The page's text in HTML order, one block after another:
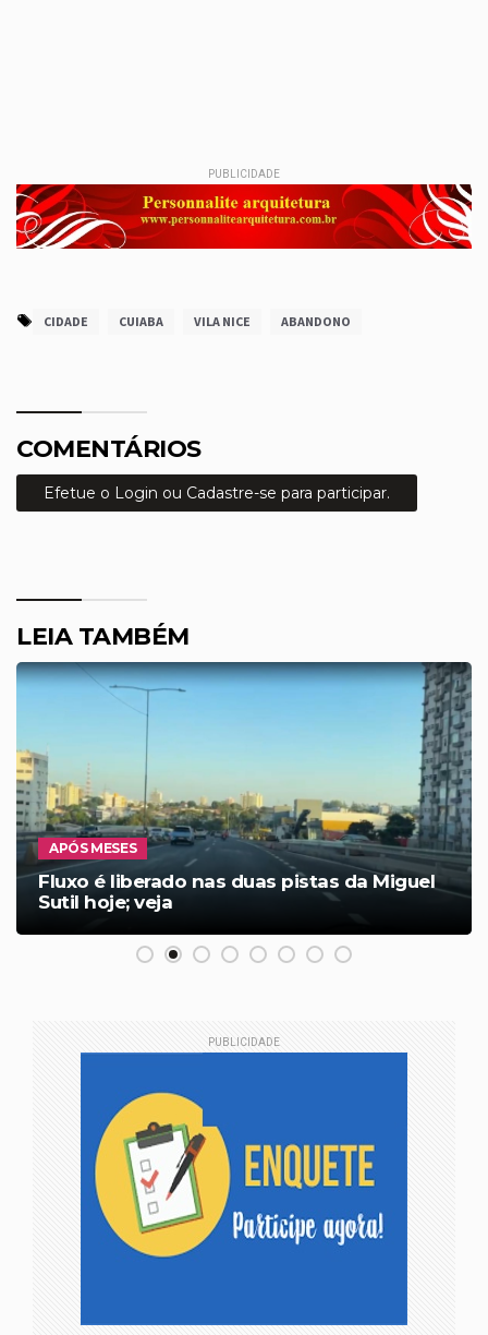
PUBLICIDADE
CIDADE CUIABA VILA NICE ABANDONO
COMENTÁRIOS
Efetue o Login ou Cadastre-se para participar.
LEIA TAMBÉM
APÓS MESES
Fluxo é liberado nas duas pistas da Miguel
Sutil hoje; veja
PUBLICIDADE